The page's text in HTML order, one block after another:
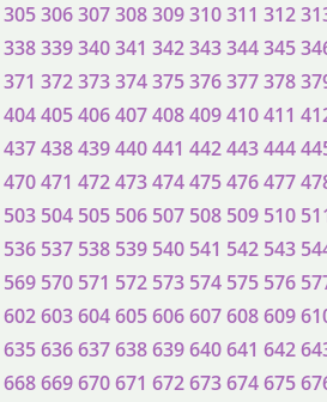
305306307308309310311 312
338339340341 342343344345
371 372373374375376377378
404405406407408409410411
437438439440441 442443444
470471 472473474475476477
503 504 505 506 507 508 509 510
536 537 538 539 540 541 542 543
569 570 571 572 573 574 575 576
602603604605606607608609
635636637638639640641 642
668669670671 672673674675